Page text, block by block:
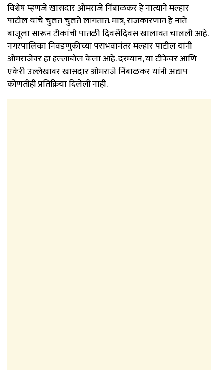
विशेष म्हणजे खासदार ओमराजे निंबाळकर हे नात्याने मल्हार
पाटील यांचे चुलत चुलते लागतात. मात्र, राजकारणात हे नाते
बाजूला सारून टीकांची पातळी दिवसेंदिवस खालावत चालली आहे.
नगरपालिका निवडणुकीच्या पराभवानंतर मल्हार पाटील यांनी
ओमराजेंवर हा हल्लाबोल केला आहे. दरम्यान, या टीकेवर आणि
एकेरी उल्लेखावर खासदार ओमराजे निंबाळकर यांनी अद्याप
कोणतीही प्रतिक्रिया दिलेली नाही.